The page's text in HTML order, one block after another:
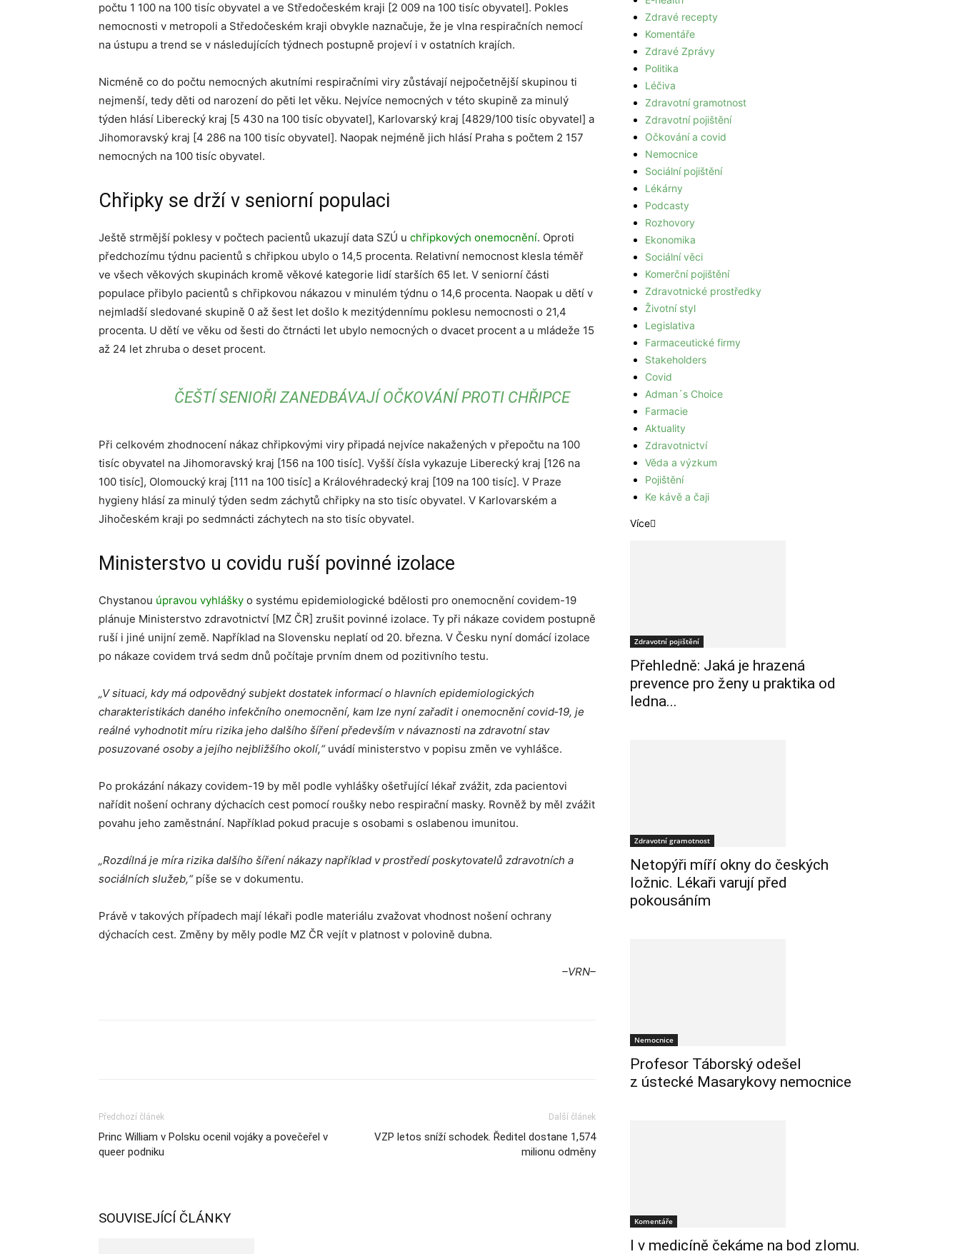
počtu 1 100 na 100 tisíc obyvatel a ve Středočeském kraji [2 009 na 100 tisíc obyvatel]. Pokles
nemocnosti v metropoli a Středočeském kraji obvykle naznačuje, že je vlna respiračních nemocí
na ústupu a trend se v následujících týdnech postupně projeví i v ostatních krajích.
Nicméně co do počtu nemocných akutními respiračními viry zůstávají nejpočetnější skupinou ti
nejmenší, tedy děti od narození do pěti let věku. Nejvíce nemocných v této skupině za minulý
týden hlásí Liberecký kraj [5 430 na 100 tisíc obyvatel], Karlovarský kraj [4829/100 tisíc obyvatel] a
Jihomoravský kraj [4 286 na 100 tisíc obyvatel]. Naopak nejméně jich hlásí Praha s počtem 2 157
nemocných na 100 tisíc obyvatel.
Chřipky se drží v seniorní populaci
Ještě strmější poklesy v počtech pacientů ukazují data SZÚ u chřipkových onemocnění. Oproti
předchozímu týdnu pacientů s chřipkou ubylo o 14,5 procenta. Relativní nemocnost klesla téměř
ve všech věkových skupinách kromě věkové kategorie lidí starších 65 let. V seniorní části
populace přibylo pacientů s chřipkovou nákazou v minulém týdnu o 14,6 procenta. Naopak u dětí v
nejmladší sledované skupině 0 až šest let došlo k mezitýdennímu poklesu nemocnosti o 21,4
procenta. U dětí ve věku od šesti do čtrnácti let ubylo nemocných o dvacet procent a u mládeže 15
až 24 let zhruba o deset procent.
ČEŠTÍ SENIOŘI ZANEDBÁVAJÍ OČKOVÁNÍ PROTI CHŘIPCE
Při celkovém zhodnocení nákaz chřipkovými viry připadá nejvíce nakažených v přepočtu na 100
tisíc obyvatel na Jihomoravský kraj [156 na 100 tisíc]. Vyšší čísla vykazuje Liberecký kraj [126 na
100 tisíc], Olomoucký kraj [111 na 100 tisíc] a Královéhradecký kraj [109 na 100 tisíc]. V Praze
hygieny hlásí za minulý týden sedm záchytů chřipky na sto tisíc obyvatel. V Karlovarském a
Jihočeském kraji po sedmnácti záchytech na sto tisíc obyvatel.
Ministerstvo u covidu ruší povinné izolace
Chystanou úpravou vyhlášky o systému epidemiologické bdělosti pro onemocnění covidem-19
plánuje Ministerstvo zdravotnictví [MZ ČR] zrušit povinné izolace. Ty při nákaze covidem postupně
ruší i jiné unijní země. Například na Slovensku neplatí od 20. března. V Česku nyní domácí izolace
po nákaze covidem trvá sedm dnů počítaje prvním dnem od pozitivního testu.
„V situaci, kdy má odpovědný subjekt dostatek informací o hlavních epidemiologických
charakteristikách daného infekčního onemocnění, kam lze nyní zařadit i onemocnění covid‑19, je
reálné vyhodnotit míru rizika jeho dalšího šíření především v návaznosti na zdravotní stav
posuzované osoby a jejího nejbližšího okolí,“uvádí ministerstvo v popisu změn ve vyhlášce.
Po prokázání nákazy covidem-19 by měl podle vyhlášky ošetřující lékař zvážit, zda pacientovi
nařídit nošení ochrany dýchacích cest pomocí roušky nebo respirační masky. Rovněž by měl zvážit
povahu jeho zaměstnání. Například pokud pracuje s osobami s oslabenou imunitou.
„Rozdílná je míra rizika dalšího šíření nákazy například v prostředí poskytovatelů zdravotních a
sociálních služeb,“píše se v dokumentu.
Právě v takových případech mají lékaři podle materiálu zvažovat vhodnost nošení ochrany
dýchacích cest. Změny by měly podle MZ ČR vejít v platnost v polovině dubna.
–VRN–
Předchozí článek
Princ William v Polsku ocenil vojáky a povečeřel v
queer podniku
Další článek
VZP letos sníží schodek. Ředitel dostane 1,574
milionu odměny
SOUVISEJÍCÍ ČLÁNKY
Zdravé recepty
Komentáře
Zdravé Zprávy
Politika
Léčiva
Zdravotní gramotnost
Zdravotní pojištění
Očkování a covid
Nemocnice
Sociální pojištění
Lékárny
Podcasty
Rozhovory
Ekonomika
Sociální věci
Komerční pojištění
Zdravotnické prostředky
Životní styl
Legislativa
Farmaceutické firmy
Stakeholders
Covid
Adman´s Choice
Farmacie
Aktuality
Zdravotnictví
Věda a výzkum
Pojištění
Ke kávě a čaji
Více
Zdravotní pojištění
Přehledně: Jaká je hrazená
prevence pro ženy u praktika od
ledna...
Zdravotní gramotnost
Netopýři míří okny do českých
ložnic. Lékaři varují před
pokousáním
Nemocnice
Profesor Táborský odešel
z ústecké Masarykovy nemocnice
Komentáře
I v medicíně čekáme na bod zlomu.